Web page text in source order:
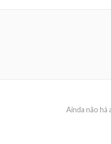
Ainda não há